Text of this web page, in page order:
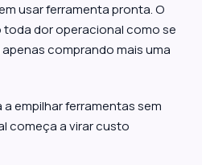
usar ferramenta pronta. O
dor operacional como se
comprando mais uma
empilhar ferramentas sem
começa a virar custo